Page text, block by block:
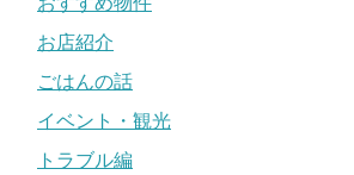
お店紹介
ごはんの話
イベント・観光
トラブル編